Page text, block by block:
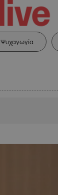
Ψυχαγωγία